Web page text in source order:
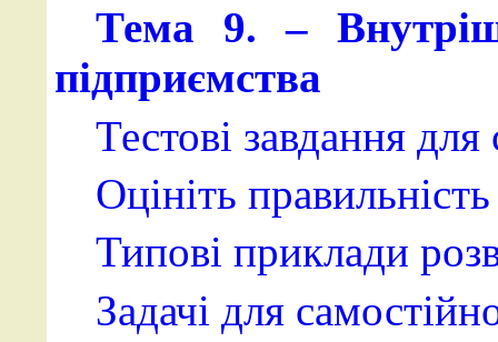
Тема 9. –
підприємства
Тестові завдання
Оцініть
Типові приклади
Задачі для